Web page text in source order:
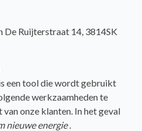
De Ruijterstraat 14, 3814SK
een tool die wordt gebruikt
werkzaamheden te
onze klanten. In het geval
nieuwe energie.